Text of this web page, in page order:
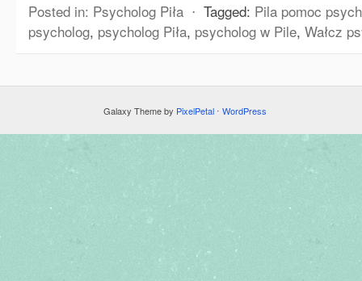
Posted in: Psycholog Piła ⋅ Tagged: Pila pomoc
psycholog, psycholog Piła, psycholog w Pile, Wałcz
Galaxy Theme by PixelPetal ⋅ WordPress